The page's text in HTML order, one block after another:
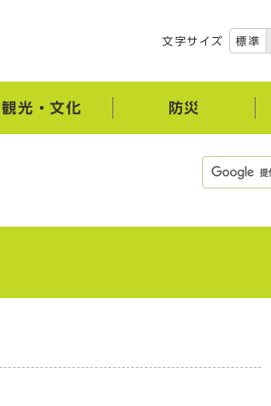
文字サイズ 標準
観光・文化 防災